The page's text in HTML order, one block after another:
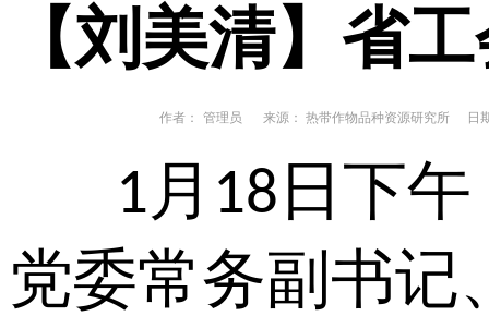
【刘美清】省
作者： 管理员 来源： 热带作物品种资源研究所 日
1 月 18 日下
党委常务副书记